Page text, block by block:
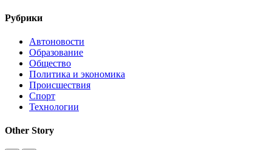
Рубрики
Автоновости
Образование
Общество
Политика и экономика
Происшествия
Спорт
Технологии
Other Story